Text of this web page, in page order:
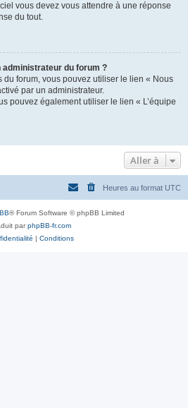
vous devez vous attendre à une réponse
du tout.
du forum ?
du forum, vous pouvez utiliser le lien « Nous
par un administrateur.
pouvez également utiliser le lien « L’équipe
Aller à
Heures au format UTC
® Forum Software © phpBB Limited
parphpBB-fr.com
| Conditions